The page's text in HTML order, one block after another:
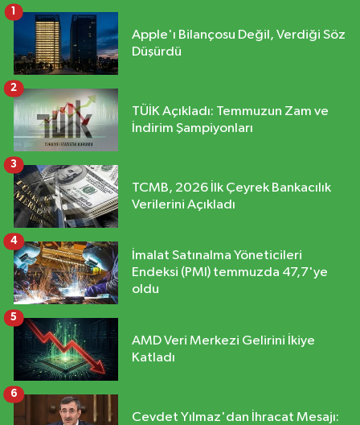
Apple'ı Bilançosu Değil, Verdiği Söz
Düşürdü
1
TÜİK Açıkladı: Temmuzun Zam ve
İndirim Şampiyonları
2
TCMB, 2026 İlk Çeyrek Bankacılık
Verilerini Açıkladı
3
İmalat Satınalma Yöneticileri
Endeksi (PMI) temmuzda 47,7'ye
oldu
4
AMD Veri Merkezi Gelirini İkiye
Katladı
5
Cevdet Yılmaz'dan İhracat Mesajı:
6